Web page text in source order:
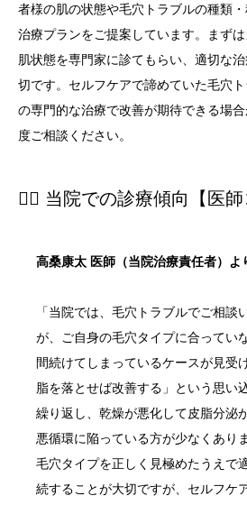
者様の肌の状態や毛穴トラブルの種類
治療プランをご提案しています。まず
肌状態を専門家に診てもらい、適切な
切です。セルフケアで諦めていた毛穴
の専門的な治療で改善が期待できる場
度ご相談ください。
👨‍⚕️ 当院での診療傾向【医師
高桑康太 医師（当院治療責任者）よ
「当院では、毛穴トラブルでご相談
が、ご自身の毛穴タイプに合ってい
間続けてしまっているケースが見受
脂を落とせば改善する」という思い
繰り返し、乾燥が悪化して皮脂分泌
悪循環に陥っている方が少なくあり
毛穴タイプを正しく見極めたうえで
続することが大切ですが、セルフケ